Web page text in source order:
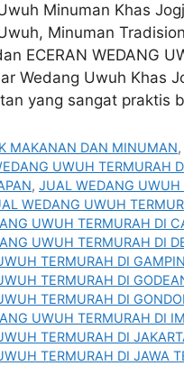
Minuman Khas
Minuman
ECERAN
Wedang Uwuh Khas
yang sangat praktis
MAKANAN DAN MINUMAN,
UWUH TERMURAH
, JUAL WEDANG UWUH
WEDANG UWUH
UWUH TERMURAH DI
UWUH TERMURAH DI
TERMURAH DI
TERMURAH DI
TERMURAH DI
UWUH TERMURAH DI
TERMURAH DI
TERMURAH DI JAWA